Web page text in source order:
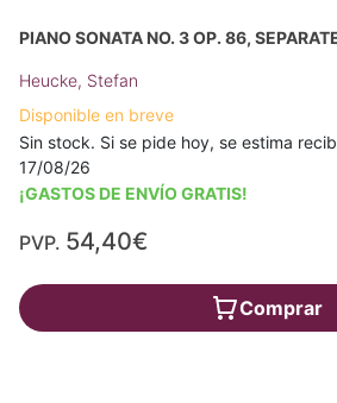
PIANO SONATA NO. 3 OP. 86,
Heucke, Stefan
Disponible en breve
Sin stock. Si se pide hoy, se estima
17/08/26
¡GASTOS DE ENVÍO GRATIS!
PVP. 54,40€
Comprar